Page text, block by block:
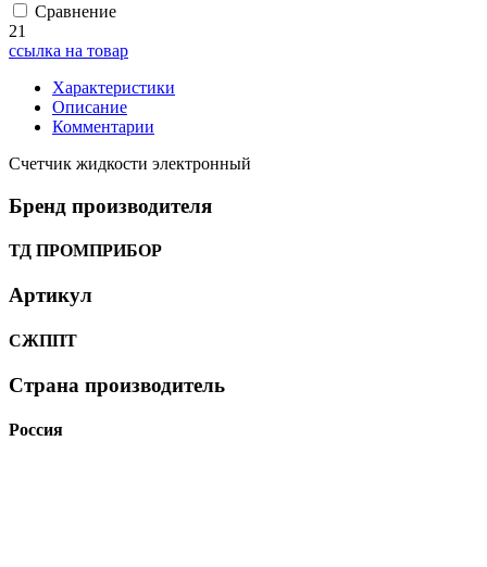
Сравнение
21
ссылка на товар
Характеристики
Описание
Комментарии
Счетчик жидкости электронный
Бренд производителя
ТД ПРОМПРИБОР
Артикул
СЖППТ
Страна производитель
Россия